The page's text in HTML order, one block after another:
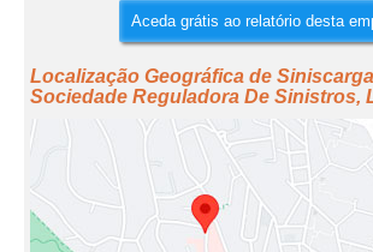
Aceda grátis ao relatório desta
Localização Geográfica de
Sociedade Reguladora De Sinistros,